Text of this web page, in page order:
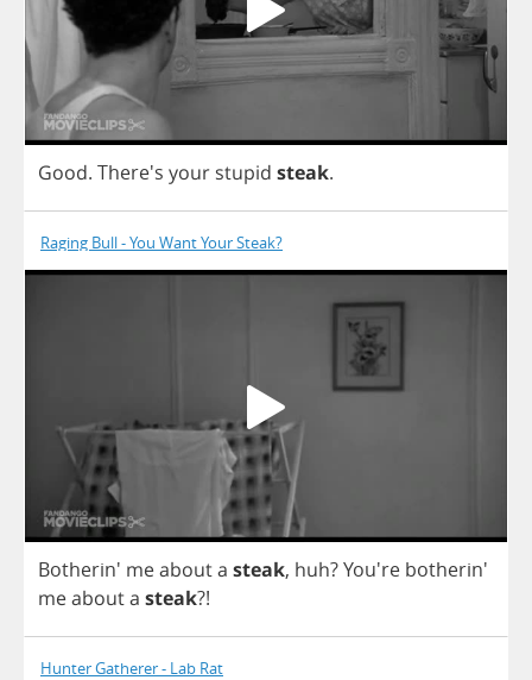
Good. There's your stupid steak.
Raging Bull - You Want Your Steak?
Botherin' meabouta steak, huh?You're botherin'
meabouta steak?!
Hunter Gatherer - Lab Rat